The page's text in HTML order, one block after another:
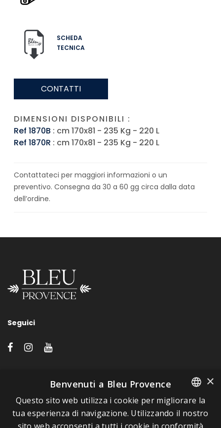
SCHEDA
TECNICA
CONTATTI
DIMENSIONI DISPONIBILI :
Ref 1870B : cm 170x81 - 235 Kg - 220 L
Ref 1870R : cm 170x81 - 235 Kg - 220 L
Contattateci per maggiori informazioni o un
preventivo. Consegna da 30 a 60 gg circa dalla data
dell’ordine.
Seguici
A proposito di Bleu Provence
Informazioni legali
FRENCH
×
Benvenuti a Bleu Provence
Questo sito web utilizza i cookie per migliorare la
tua esperienza di navigazione. Utilizzando il nostro